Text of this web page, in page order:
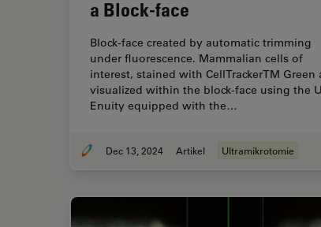
a Block-face
Block-face created by automatic trimming
under fluorescence. Mammalian cells of
interest, stained with CellTrackerTM Green
visualized within the block-face using the
Enuity equipped with the…
Dec 13, 2024 Artikel Ultramikrotomie